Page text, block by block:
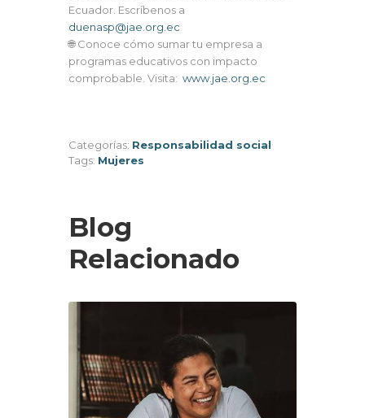
Ecuador. Escríbenos a
duenasp@jae.org.ec
🌐 Conoce cómo sumar tu empresa a
programas educativos con impacto
comprobable. Visita: www.jae.org.ec
Categorías: Responsabilidad social
Tags: Mujeres
Blog
Relacionado